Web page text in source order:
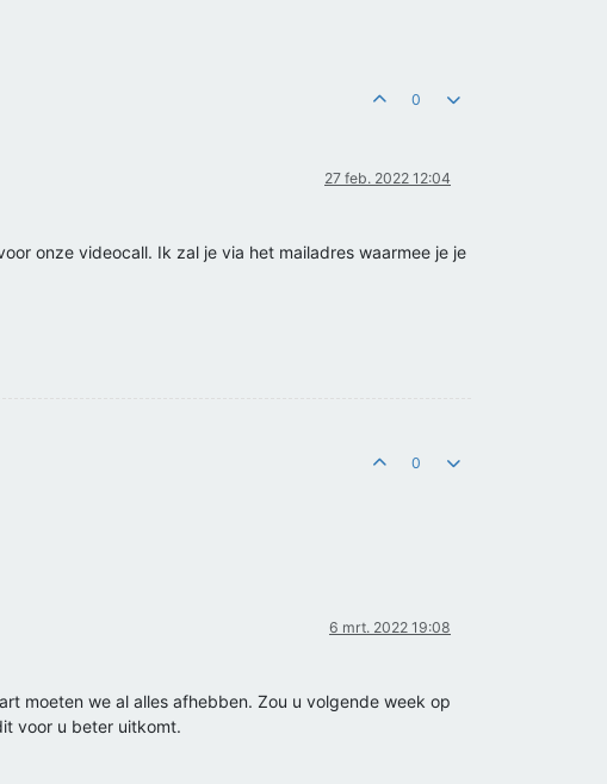
0
27 feb. 2022 12:04
onze videocall. Ik zal je via het mailadres waarmee je je
0
6 mrt. 2022 19:08
moeten we al alles afhebben. Zou u volgende week op
voor u beter uitkomt.